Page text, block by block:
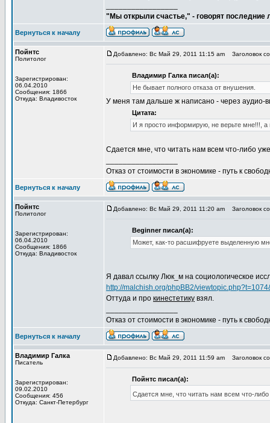
"Мы открыли счастье," - говорят
Вернуться к началу
Пойнтс
Политолог
Зарегистрирован:
06.04.2010
Сообщения: 1866
Откуда: Владивосток
Добавлено: Вс Май 29, 2011 11:15 am Заголовок
Владимир Галка писал(а):
Не бывает полного отказа от внушения.
У меня там дальше ж написано - через аудио-
Цитата:
И я просто информирую, не верьте мне!!!, а
Сдается мне, что читать нам всем что-либо
Отказ от стоимости в экономике - путь к
Вернуться к началу
Пойнтс
Политолог
Зарегистрирован:
06.04.2010
Сообщения: 1866
Откуда: Владивосток
Добавлено: Вс Май 29, 2011 11:20 am Заголовок
Beginner писал(а):
Может, как-то расшифруете выделенную
Я давал ссылку Люк_м на социологическое
http://malchish.org/phpBB2/
Оттуда и про кинестетику взял.
Отказ от стоимости в экономике - путь к
Вернуться к началу
Владимир Галка
Писатель
Зарегистрирован:
09.02.2010
Сообщения: 456
Откуда: Санкт-Петербург
Добавлено: Вс Май 29, 2011 11:59 am Заголовок
Пойнтс писал(а):
Сдается мне, что читать нам всем что-